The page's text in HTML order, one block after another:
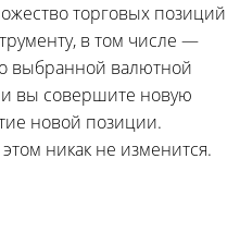
торговых позиций
в том числе —
выбранной валютной
и вы совершите новую
новой позиции.
никак не изменится.